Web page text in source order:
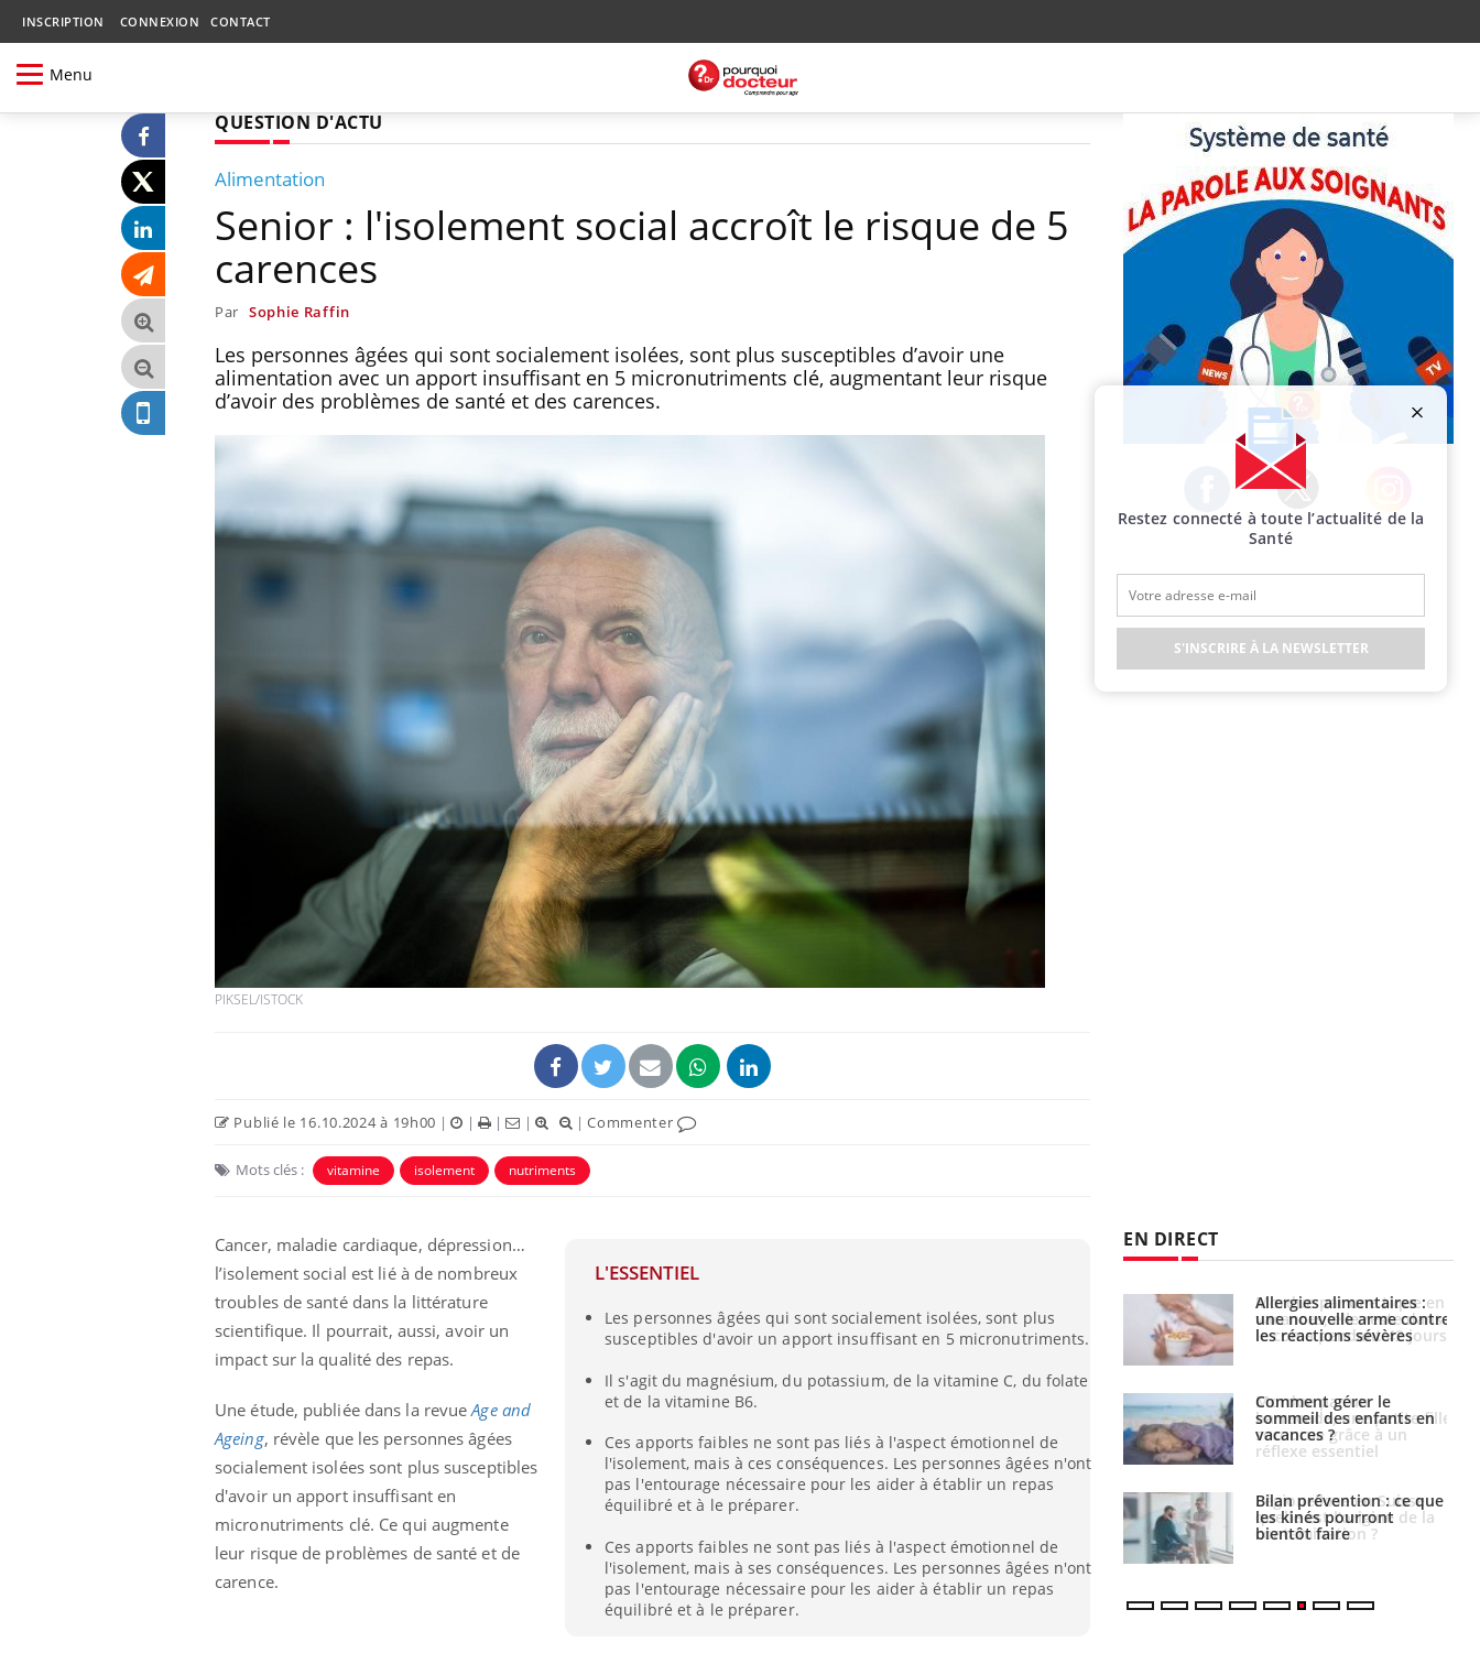
INSCRIPTION CONNEXION CONTACT
Menu
QUESTION D'ACTU
Alimentation
Senior : l'isolement social accroît le risque de 5
carences
Par Sophie Raffin
Les personnes âgées qui sont socialement isolées, sont plus susceptibles d’avoir une
alimentation avec un apport insuffisant en 5 micronutriments clé, augmentant leur risque
d’avoir des problèmes de santé et des carences.
PIKSEL/ISTOCK
Publié le 16.10.2024 à 19h00 | | | | |Commenter
Mots clés : vitamine isolement nutriments
L'ESSENTIEL
Les personnes âgées qui sont socialement isolées, sont plus
susceptibles d'avoir un apport insuffisant en 5 micronutriments.
Il s'agit du magnésium, du potassium, de la vitamine C, du folate
et de la vitamine B6.
Ces apports faibles ne sont pas liés à l'aspect émotionnel de
l'isolement, mais à ces conséquences. Les personnes âgées n'ont
pas l'entourage nécessaire pour les aider à établir un repas
équilibré et à le préparer.
Ces apports faibles ne sont pas liés à l'aspect émotionnel de
l'isolement, mais à ses conséquences. Les personnes âgées n'ont
pas l'entourage nécessaire pour les aider à établir un repas
équilibré et à le préparer.
Cancer, maladie cardiaque, dépression…
l’isolement social est lié à de nombreux
troubles de santé dans la littérature
scientifique. Il pourrait, aussi, avoir un
impact sur la qualité des repas.
Une étude, publiée dans la revueAge and
Ageing, révèle que les personnes âgées
socialement isolées sont plus susceptibles
d'avoir un apport insuffisant en
micronutriments clé. Ce qui augmente
leur risque de problèmes de santé et de
carence.
Facebook Twitter Instagram
EN DIRECT
Pourquoi votre ventre
jours de vos vacances ?
Fortes chaleurs :
pourquoi le risque de
noyade grimpe-t-il ?
Le Viagra pourrait-il
freiner la propagation du
cancer ?
de protéines pourrait
finalement être bénéfique
Grossesse et chaleur : ce
Le smartphone nuit-il à
l'apprentissage de la
vacances, elle reste dans
le coma pendant 42 jours
secourue grâce à un
réflexe essentiel
Légionellose en Suisse :
Allergies alimentaires :
une nouvelle arme contre
les réactions sévères
Comment gérer le
sommeil des enfants en
vacances ?
Bilan prévention : ce que
les kinés pourront
bientôt faire
Restez connecté à toute l’actualité de la
Santé
S'INSCRIRE À LA NEWSLETTER